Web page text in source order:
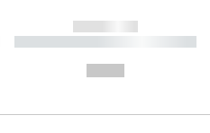
------------
----------- ----------- ----------